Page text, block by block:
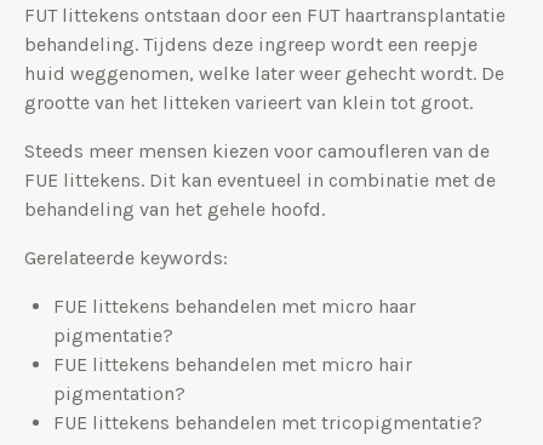
FUT littekens ontstaan door een FUT haartransplantatie
behandeling. Tijdens deze ingreep wordt een reepje
huid weggenomen, welke later weer gehecht wordt. De
grootte van het litteken varieert van klein tot groot.
Steeds meer mensen kiezen voor camoufleren van de
FUE littekens. Dit kan eventueel in combinatie met de
behandeling van het gehele hoofd.
Gerelateerde keywords:
FUE littekens behandelen met micro haar
pigmentatie?
FUE littekens behandelen met micro hair
pigmentation?
FUE littekens behandelen met tricopigmentatie?